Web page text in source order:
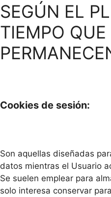
SEGÚN EL
TIEMPO QUE
Cookies de sesión:
Son aquellas diseñadas
datos mientras el Usuario
Se suelen emplear para
solo interesa conservar